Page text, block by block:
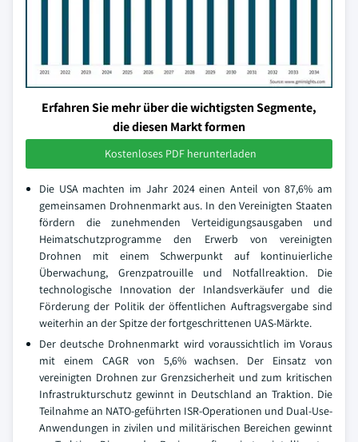
Erfahren Sie mehr über die wichtigsten Segmente,
die diesen Markt formen
Kostenloses PDF herunterladen
Die USA machten im Jahr 2024 einen Anteil von 87,6% am
gemeinsamen Drohnenmarkt aus. In den Vereinigten Staaten
fördern die zunehmenden Verteidigungsausgaben und
Heimatschutzprogramme den Erwerb von vereinigten
Drohnen mit einem Schwerpunkt auf kontinuierliche
Überwachung, Grenzpatrouille und Notfallreaktion. Die
technologische Innovation der Inlandsverkäufer und die
Förderung der Politik der öffentlichen Auftragsvergabe sind
weiterhin an der Spitze der fortgeschrittenen UAS-Märkte.
Der deutsche Drohnenmarkt wird voraussichtlich im Voraus
mit einem CAGR von 5,6% wachsen. Der Einsatz von
vereinigten Drohnen zur Grenzsicherheit und zum kritischen
Infrastrukturschutz gewinnt in Deutschland an Traktion. Die
Teilnahme an NATO-geführten ISR-Operationen und Dual-Use-
Anwendungen in zivilen und militärischen Bereichen gewinnt